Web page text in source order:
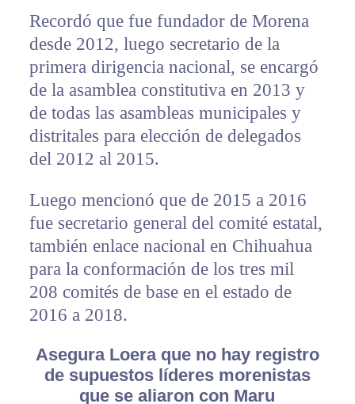
Recordó que fue fundador de Morena
desde 2012, luego secretario de la
primera dirigencia nacional, se encargó
de la asamblea constitutiva en 2013 y
de todas las asambleas municipales y
distritales para elección de delegados
del 2012 al 2015.
Luego mencionó que de 2015 a 2016
fue secretario general del comité estatal,
también enlace nacional en Chihuahua
para la conformación de los tres mil
208 comités de base en el estado de
2016 a 2018.
Asegura Loera que no hay registro
de supuestos líderes morenistas
que se aliaron con Maru